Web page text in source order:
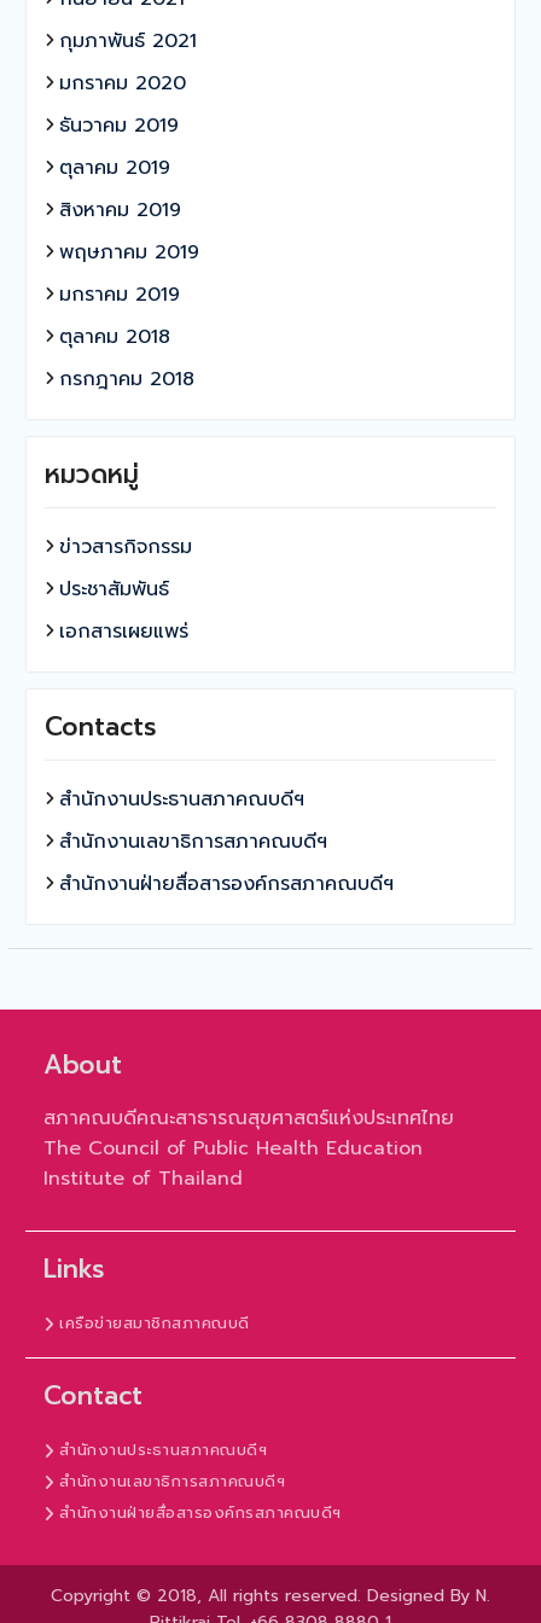
กุมภาพันธ์ 2021
มกราคม 2020
ธันวาคม 2019
ตุลาคม 2019
สิงหาคม 2019
พฤษภาคม 2019
มกราคม 2019
ตุลาคม 2018
กรกฎาคม 2018
หมวดหมู่
ข่าวสารกิจกรรม
ประชาสัมพันธ์
เอกสารเผยแพร่
Contacts
สำนักงานประธานสภาคณบดีฯ
สำนักงานเลขาธิการสภาคณบดีฯ
สำนักงานฝ่ายสื่อสารองค์กรสภาคณบดีฯ
About
สภาคณบดีคณะสาธารณสุขศาสตร์แห่งประเทศไทย
The Council of Public Health Education
Institute of Thailand
Links
เครือข่ายสมาชิกสภาคณบดี
Contact
สำนักงานประธานสภาคณบดีฯ
สำนักงานเลขาธิการสภาคณบดีฯ
สำนักงานฝ่ายสื่อสารองค์กรสภาคณบดีฯ
Copyright © 2018, All rights reserved. Designed By N.